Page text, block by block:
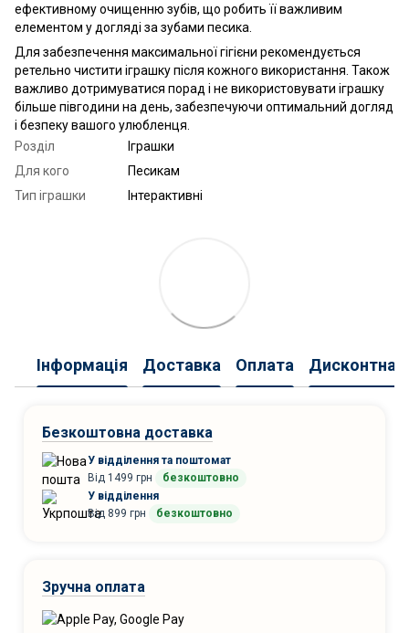
ефективному очищенню зубів, що робить її важливим
елементом у догляді за зубами песика.
Для забезпечення максимальної гігієни рекомендується
ретельно чистити іграшку після кожного використання. Також
важливо дотримуватися порад і не використовувати іграшку
більше півгодини на день, забезпечуючи оптимальний догляд
і безпеку вашого улюбленця.
Розділ
Іграшки
Для кого
Песикам
Тип іграшки
Інтерактивні
Інформація Доставка Оплата Дисконтна
Безкоштовна доставка
У відділення та поштомат
Від 1499 грн
безкоштовно
У відділення
Від 899 грн
безкоштовно
Зручна оплата